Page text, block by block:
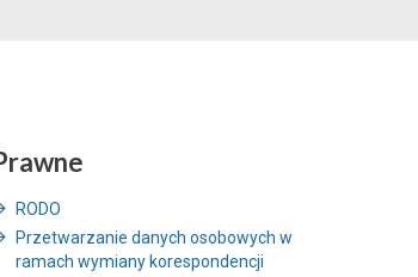
RODO
Przetwarzanie danych osobowych w
ramach wymiany korespondencji